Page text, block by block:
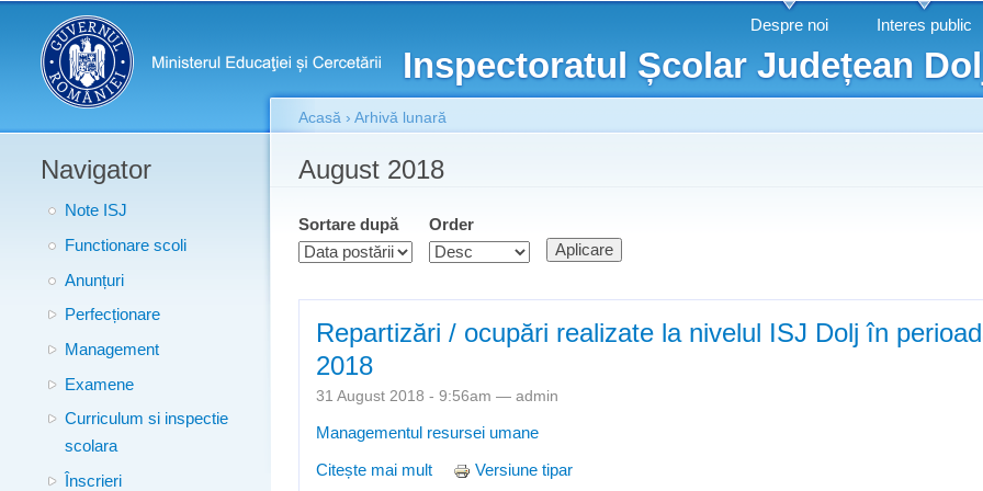
principal
Inspectoratul Școlar Județean
Meniu principal Despre noi Interes public
Navigator
Note ISJ
Functionare scoli
Anunțuri
Perfecționare
Management
Examene
Curriculum si inspectie
scolara
Înscrieri
Eşti aici
Acasă › Arhivă lunară
August 2018
Sortare după Order
Repartizări / ocupări realizate la nivelul ISJ Dolj în
2018
31 August 2018 - 9:56am — admin
Managementul resursei umane
Citește mai mult despre Repartizări / ocupări realizate la nivelul ISJ Dolj în perioada iulie –
Versiune tipar